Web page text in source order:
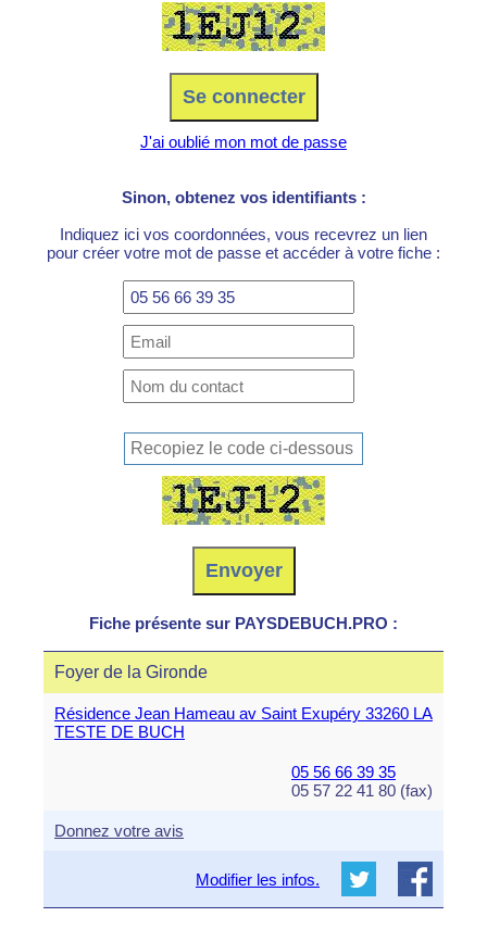
J'ai oublié mon mot de passe
Sinon, obtenez vos identifiants :
Indiquez ici vos coordonnées, vous recevrez un lien
pour créer votre mot de passe et accéder à votre fiche :
Fiche présente sur PAYSDEBUCH.PRO :
Foyer de la Gironde
Résidence Jean Hameau av Saint Exupéry 33260 LA
TESTE DE BUCH
05 56 66 39 35
05 57 22 41 80 (fax)
Donnez votre avis
Modifier les infos.